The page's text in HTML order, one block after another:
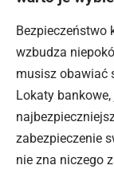
Bezpieczeństwo
wzbudza
musisz obawiać
Lokaty
zabezpieczenie
nie zna niczego